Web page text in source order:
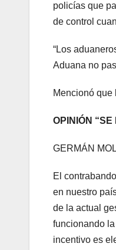
policías que
de control
“Los
Aduana no
Mencionó que
OPINIÓN “SE
GERMÁN
El
en nuestro
de la actual
funcionando
incentivo es